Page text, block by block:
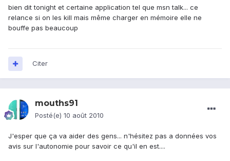
bien dit tonight et certaine application tel que msn talk... ce
relance si on les kill mais même charger en mémoire elle ne
bouffe pas beaucoup
Citer
mouths91
Posté(e) 10 août 2010
J'esper que ça va aider des gens... n'hésitez pas a données vos
avis sur l'autonomie pour savoir ce qu'il en est....